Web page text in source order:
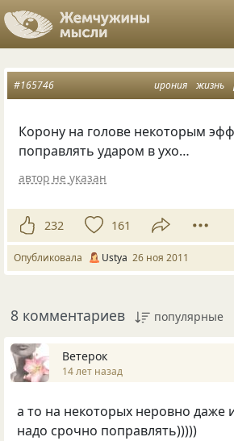
ирония жизнь
#165746
Корону на голове некоторым
поправлять ударом в ухо…
автор не указан
232 161
Опубликовала Ustya 26 ноя 2011
8 комментариев популярные
Ветерок
14 лет назад
а то на некоторых неровно даже
надо срочно поправлять)))))